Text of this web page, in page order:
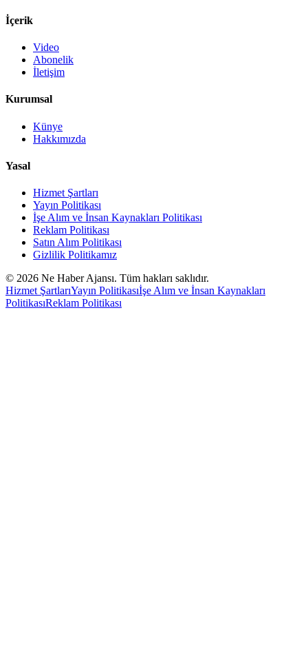
İçerik
Video
Abonelik
İletişim
Kurumsal
Künye
Hakkımızda
Yasal
Hizmet Şartları
Yayın Politikası
İşe Alım ve İnsan Kaynakları Politikası
Reklam Politikası
Satın Alım Politikası
Gizlilik Politikamız
© 2026 Ne Haber Ajansı. Tüm hakları saklıdır.
Hizmet ŞartlarıYayın Politikasıİşe Alım ve İnsan Kaynakları
PolitikasıReklam Politikası